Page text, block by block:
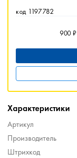
код 1197782
900 ₽
Характеристики
Артикул
Производитель
Штрихкод